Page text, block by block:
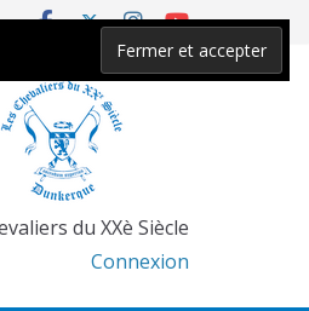
du XXè Siècle
Connexion